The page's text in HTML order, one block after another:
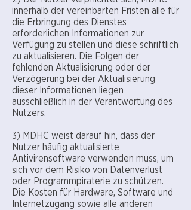
innerhalb der vereinbarten Fristen alle für
die Erbringung des Dienstes
erforderlichen Informationen zur
Verfügung zu stellen und diese schriftlich
zu aktualisieren. Die Folgen der
fehlenden Aktualisierung oder der
Verzögerung bei der Aktualisierung
dieser Informationen liegen
ausschließlich in der Verantwortung des
Nutzers.
3) MDHC weist darauf hin, dass der
Nutzer häufig aktualisierte
Antivirensoftware verwenden muss, um
sich vor dem Risiko von Datenverlust
oder Programmpiraterie zu schützen.
Die Kosten für Hardware, Software und
Internetzugang sowie alle anderen